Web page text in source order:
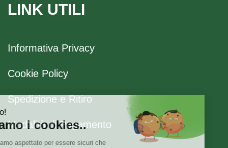
LINK UTILI
Informativa Privacy
Cookie Policy
Spedizione e Ritiro
Modalità di Pagamento